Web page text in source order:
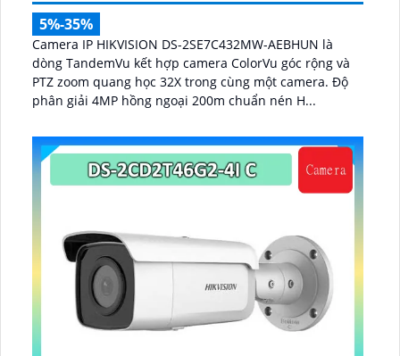
5%-35%
Camera IP HIKVISION DS-2SE7C432MW-AEBHUN là
dòng TandemVu kết hợp camera ColorVu góc rộng và
PTZ zoom quang học 32X trong cùng một camera. Độ
phân giải 4MP hồng ngoại 200m chuẩn nén H...